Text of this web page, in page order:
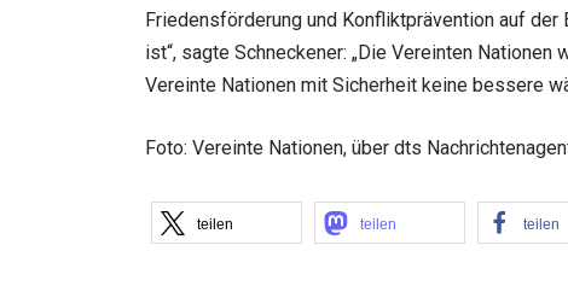
Friedensförderung und Konfliktprävention auf
ist“, sagte Schneckener: „Die Vereinten
Vereinte Nationen mit Sicherheit keine bessere
Foto: Vereinte Nationen, über dts
teilen teilen teilen